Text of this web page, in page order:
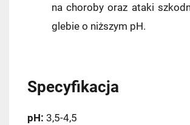
na choroby oraz ataki
glebie o niższym pH.
Specyfikacja
pH: 3,5-4,5